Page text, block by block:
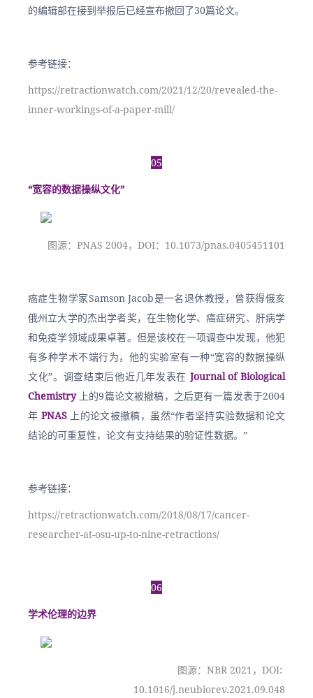
的编辑部在接到举报后已经宣布撤回了30篇论文。
参考链接：
https://retractionwatch.com/2021/12/20/revealed-the-
inner-workings-of-a-paper-mill/
05
“宽容的数据操纵文化”
图源：PNAS 2004，DOI：10.1073/pnas.0405451101
癌症生物学家Samson Jacob是一名退休教授，曾获得俄亥
俄州立大学的杰出学者奖，在生物化学、癌症研究、肝病学
和免疫学领域成果卓著。但是该校在一项调查中发现，他犯
有多种学术不端行为，他的实验室有一种“宽容的数据操纵
文化”。调查结束后他近几年发表在 Journal of Biological
Chemistry 上的9篇论文被撤稿，之后更有一篇发表于2004
年 PNAS 上的论文被撤稿，虽然“作者坚持实验数据和论文
结论的可重复性，论文有支持结果的验证性数据。”
参考链接：
https://retractionwatch.com/2018/08/17/cancer-
researcher-at-osu-up-to-nine-retractions/
06
学术伦理的边界
图源：NBR 2021，DOI:
10.1016/j.neubiorev.2021.09.048